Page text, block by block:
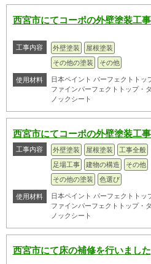
西宮市にてコーポの外壁塗装工
工事内容 外壁塗装
屋根塗装
その他の塗装
その他
使用材料
日本ペイント パーフェクトトッ
ファインパーフェクトトップ・
ノックシート
西宮市にてコーポの外壁塗装工
工事内容 外壁塗装 屋根塗装
工事全般
足場工事
建物の構造
その他
その他の塗装
色選び
使用材料
日本ペイント パーフェクトトッ
ファインパーフェクトトップ・
ノックシート
西宮市にて床の補修を行いました